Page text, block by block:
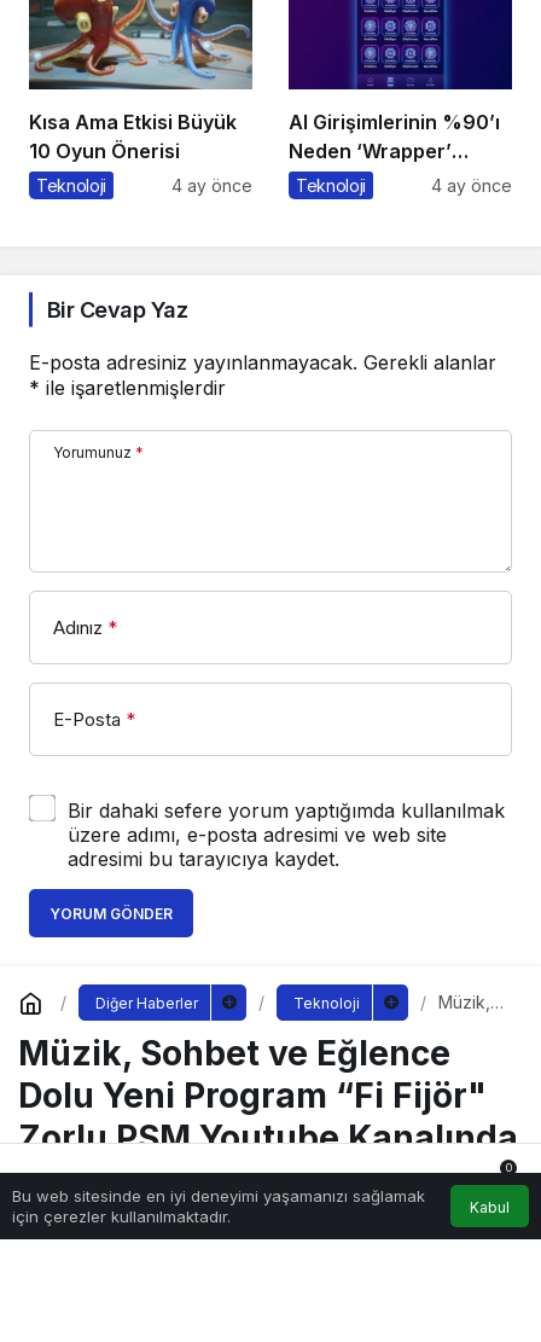
Kısa Ama Etkisi Büyük
10 Oyun Önerisi
Teknoloji 4 ay önce
AI Girişimlerinin %90’ı
Neden ‘Wrapper’
Kalıyor?
Teknoloji 4 ay önce
Bir Cevap Yaz
E-posta adresiniz yayınlanmayacak. Gerekli alanlar
* ile işaretlenmişlerdir
Yorumunuz *
Adınız *
E-Posta *
Bir dahaki sefere yorum yaptığımda kullanılmak
üzere adımı, e-posta adresimi ve web site
adresimi bu tarayıcıya kaydet.
YORUM GÖNDER
Diğer Haberler Teknoloji
Müzik,
ve
Eğlence
Dolu
Yeni
Program
“Fi Fijör"
PSM
Youtube
Kanalınd
Müzik, Sohbet ve Eğlence
Dolu Yeni Program “Fi Fijör"
Zorlu PSM Youtube Kanalında
Başlıyor!
Bu web sitesinde en iyi deneyimi yaşamanızı sağlamak
için çerezler kullanılmaktadır.
Kabul
Anasayfa Akış Hesabım Bildirimler
0